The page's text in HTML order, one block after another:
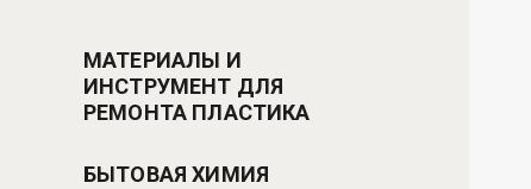
МАТЕРИАЛЫ И
ИНСТРУМЕНТ ДЛЯ
РЕМОНТА ПЛАСТИКА
БЫТОВАЯ ХИМИЯ